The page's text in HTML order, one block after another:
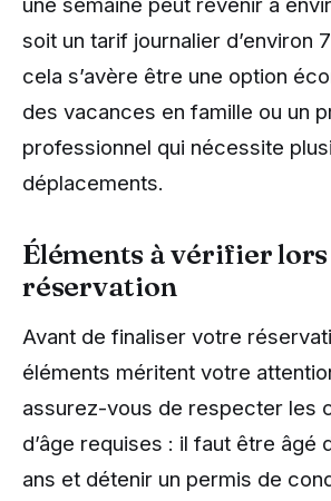
soit un tarif journalier d’environ
cela s’avère être une option
des vacances en famille ou un
professionnel qui nécessite
déplacements.
Éléments à vérifier lors
réservation
Avant de finaliser votre
éléments méritent votre
assurez-vous de respecter les
d’âge requises : il faut être âgé
ans et détenir un permis de